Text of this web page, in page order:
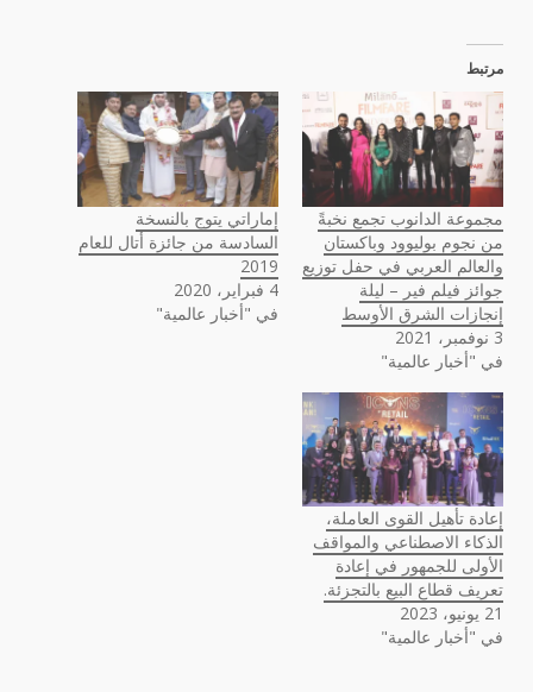
مرتبط
مجموعة الدانوب تجمع نخبةً
من نجوم بوليوود وباكستان
والعالم العربي في حفل توزيع
جوائز فيلم فير – ليلة
إنجازات الشرق الأوسط
3 نوفمبر، 2021
في "أخبار عالمية"
إماراتي يتوج بالنسخة
السادسة من جائزة أتال للعام
2019
4 فبراير، 2020
في "أخبار عالمية"
إعادة تأهيل القوى العاملة،
الذكاء الاصطناعي والمواقف
الأولى للجمهور في إعادة
تعريف قطاع البيع بالتجزئة.
21 يونيو، 2023
في "أخبار عالمية"